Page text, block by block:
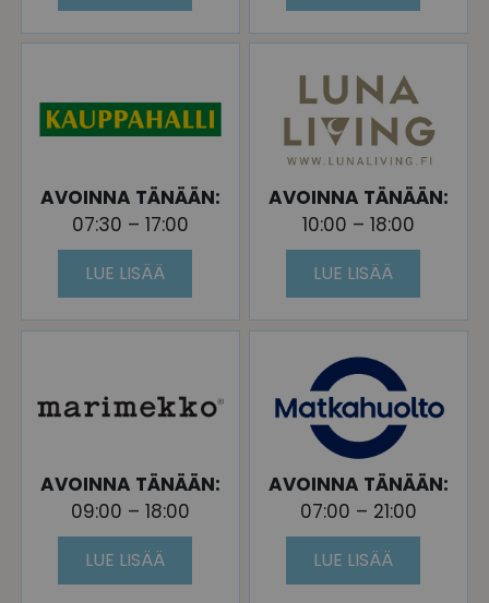
AVOINNA TÄNÄÄN:
07:30 – 17:00
LUE LISÄÄ
AVOINNA TÄNÄÄN:
10:00 – 18:00
LUE LISÄÄ
AVOINNA TÄNÄÄN:
09:00 – 18:00
LUE LISÄÄ
AVOINNA TÄNÄÄN:
07:00 – 21:00
LUE LISÄÄ